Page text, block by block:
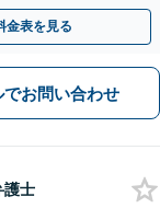
金表を見る
でお問い合わせ
護士